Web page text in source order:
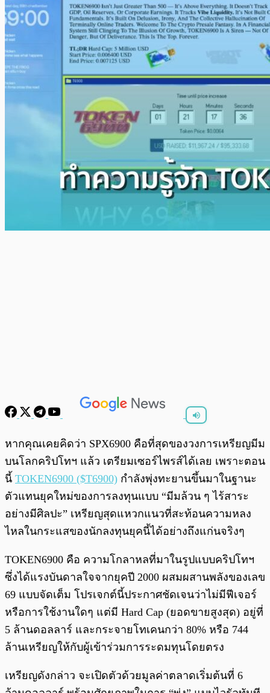
พร้อมเล่น 0:00
หากคุณเคยคิดว่า SPX6900 คือที่สุดของวงการเหรียญมีม
บนโลกคริปโทฯ แล้ว เตรียมเซอร์ไพรส์ได้เลย เพราะตอน
นี้ TOKEN6900 ($T6900) กำลังพุ่งทะยานขึ้นมาในฐานะ
ตัวแทนยุคใหม่ของการลงทุนแบบ “มีมล้วน ๆ ไร้สาระ
อย่างมีศิลปะ” เหรียญสุดแหวกแนวที่สะท้อนความหลง
ไหลในกระแสของนักลงทุนยุคนี้ได้อย่างถึงแก่นจริงๆ
TOKEN6900 คือ ความโกลาหลที่มาในรูปแบบคริปโทฯ
ซึ่งได้แรงบันดาลใจจากยุคปี 2000 ผสมผสานพลังของเลข
69 แบบจัดเต็ม โปรเจกต์นี้ประกาศชัดเจนว่าไม่มีฟีเจอร์
หรือการใช้งานใดๆ แต่มี Hard Cap (ยอดขายสูงสุด) อยู่ที่
5 ล้านดอลลาร์ และกระจายโทเคนกว่า 80% หรือ 744
ล้านเหรียญให้กับผู้เข้าร่วมการระดมทุนโดยตรง
เหรียญดังกล่าว จะเปิดตัวด้วยมูลค่าตลาดเริ่มต้นที่ 6